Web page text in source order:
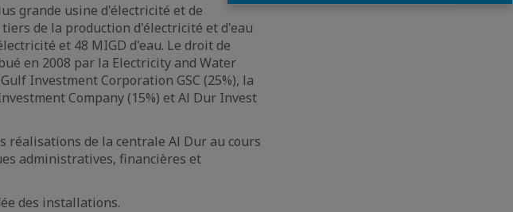
grande usine d'électricité et de
de la production d'électricité et d'eau
et 48 MIGD d'eau. Le droit de
en 2008 par la Electricity and Water
Investment Corporation GSC (25%), la
Company (15%) et Al Dur Invest
réalisations de la centrale Al Dur au cours
administratives, financières et
des installations.